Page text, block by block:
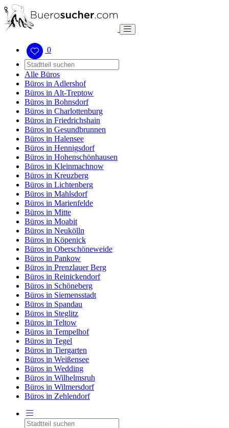
0
Alle Büros
Büros in Adlershof
Büros in Alt-Treptow
Büros in Bohnsdorf
Büros in Charlottenburg
Büros in Friedrichshain
Büros in Gesundbrunnen
Büros in Halensee
Büros in Hennigsdorf
Büros in Hohenschönhausen
Büros in Kleinmachnow
Büros in Kreuzberg
Büros in Lichtenberg
Büros in Mahlsdorf
Büros in Marienfelde
Büros in Mitte
Büros in Moabit
Büros in Neukölln
Büros in Köpenick
Büros in Oberschöneweide
Büros in Pankow
Büros in Prenzlauer Berg
Büros in Reinickendorf
Büros in Schöneberg
Büros in Siemensstadt
Büros in Spandau
Büros in Steglitz
Büros in Teltow
Büros in Tempelhof
Büros in Tegel
Büros in Tiergarten
Büros in Weißensee
Büros in Wedding
Büros in Wilhelmsruh
Büros in Wilmersdorf
Büros in Zehlendorf